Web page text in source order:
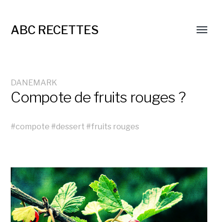
ABC RECETTES
DANEMARK
Compote de fruits rouges ?
#compote #dessert #fruits rouges